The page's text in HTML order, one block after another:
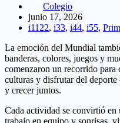
Colegio
junio 17, 2026
i1122, i33, i44, i55,
La emoción del Mundial
banderas, colores, juegos y
comenzaron un recorrido para
culturas y disfrutar del
y crecer juntos.
Cada actividad se convirtió en
trabajo en equipo y sonrisas,